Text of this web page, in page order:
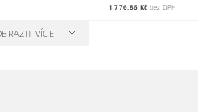
1 776,86 Kč bez DPH
VÍCE